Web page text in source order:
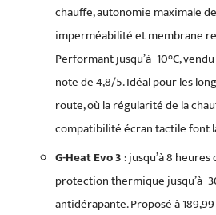
chauffe, autonomie maximale
imperméabilité et membrane
Performant jusqu’à -10°C,
note de 4,8/5. Idéal pour les
route, où la régularité de la
compatibilité écran tactile font
G-Heat Evo 3: jusqu’à 8 heures
protection thermique jusqu’à -
antidérapante. Proposé à 189,99